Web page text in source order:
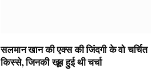
सलमान खान की एक्स की जिंदगी के वो चर्चित
किस्से, जिनकी खूब हुई थी चर्चा